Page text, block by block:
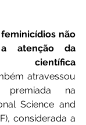
não
atenção da
científica
atravessou
na
Science and
considerada a